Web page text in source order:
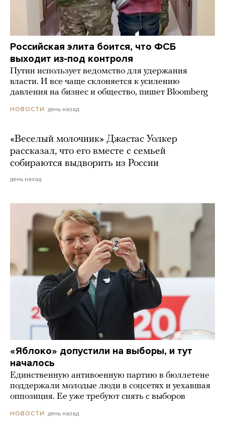
Российская элита боится, что ФСБ
выходит из-под контроля
Путин использует ведомство для удержания
власти. И все чаще склоняется к усилению
давления на бизнес и общество, пишет Bloomberg
НОВОСТИ день назад
«Веселый молочник» Джастас Уолкер
рассказал, что его вместе с семьей
собираются выдворить из России
день назад
«Яблоко» допустили на выборы, и тут
началось
Единственную антивоенную партию в бюллетене
поддержали молодые люди в соцсетях и уехавшая
оппозиция. Ее уже требуют снять с выборов
НОВОСТИ день назад